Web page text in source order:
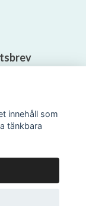
innehåll som
tänkbara